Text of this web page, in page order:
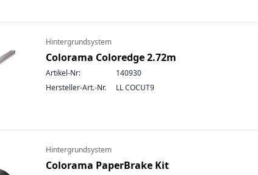
Hintergrundsystem
Colorama Coloredge 2.72m
Artikel-Nr:
140930
Hersteller-Art.-Nr.
LL COCUT9
Hintergrundsystem
Colorama PaperBrake Kit